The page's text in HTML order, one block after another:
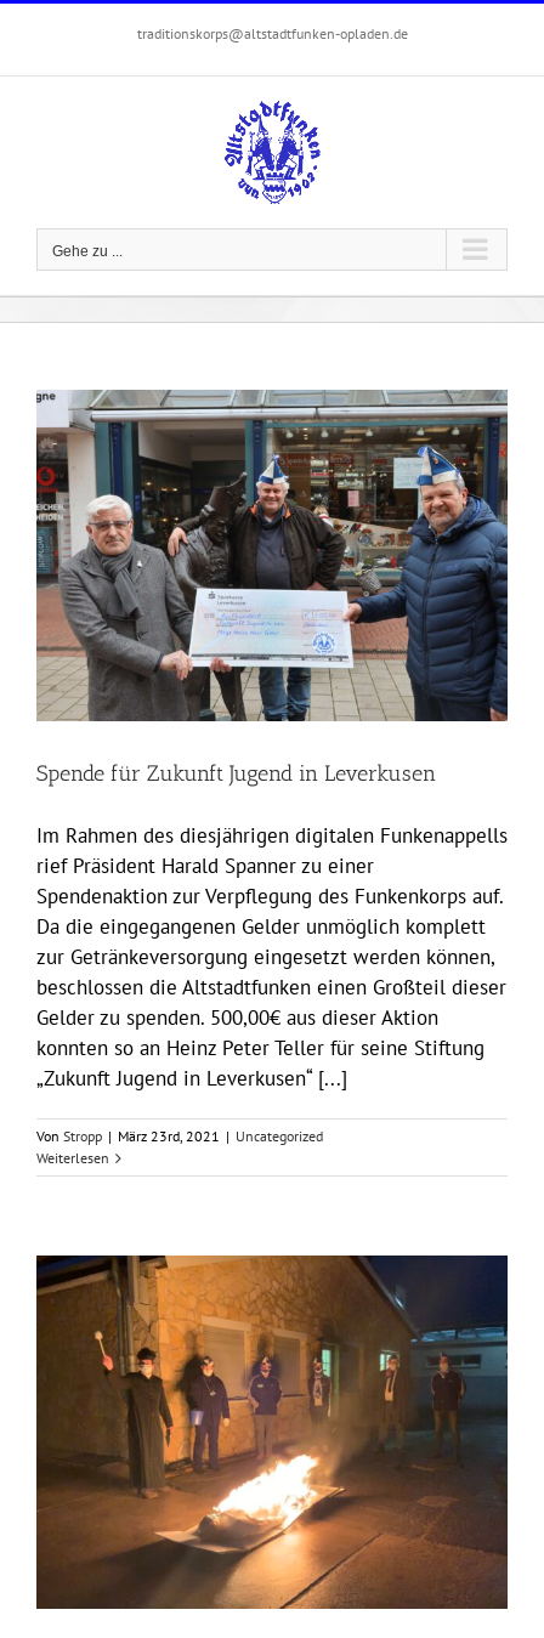
springen
traditionskorps@altstadtfunken-opladen.de
Gehe zu ...
Spende für Zukunft Jugend in Leverkusen
Im Rahmen des diesjährigen digitalen Funkenappells
rief Präsident Harald Spanner zu einer
Spendenaktion zur Verpflegung des Funkenkorps auf.
Da die eingegangenen Gelder unmöglich komplett
zur Getränkeversorgung eingesetzt werden können,
beschlossen die Altstadtfunken einen Großteil dieser
Gelder zu spenden. 500,00€ aus dieser Aktion
konnten so an Heinz Peter Teller für seine Stiftung
„Zukunft Jugend in Leverkusen“ [...]
Von Stropp | März 23rd, 2021 | Uncategorized
Weiterlesen